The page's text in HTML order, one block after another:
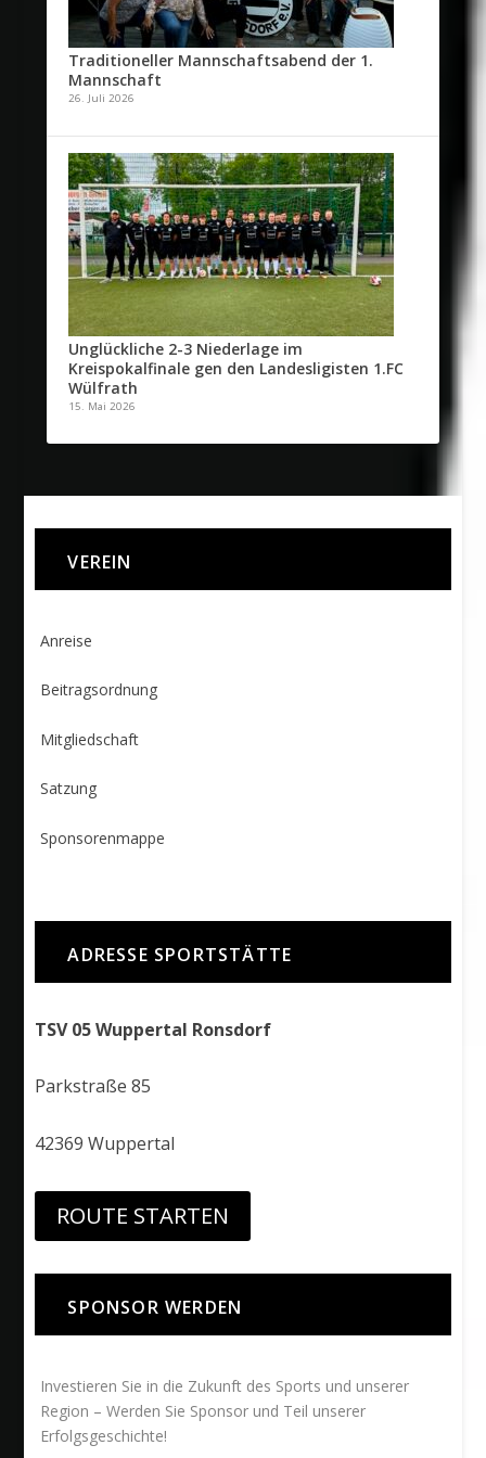
Traditioneller Mannschaftsabend der 1.
Mannschaft
26. Juli 2026
Unglückliche 2-3 Niederlage im
Kreispokalfinale gen den Landesligisten 1.FC
Wülfrath
15. Mai 2026
VEREIN
Anreise
Beitragsordnung
Mitgliedschaft
Satzung
Sponsorenmappe
ADRESSE SPORTSTÄTTE
TSV 05 Wuppertal Ronsdorf
Parkstraße 85
42369 Wuppertal
ROUTE STARTEN
SPONSOR WERDEN
Investieren Sie in die Zukunft des Sports und unserer
Region – Werden Sie Sponsor und Teil unserer
Erfolgsgeschichte!